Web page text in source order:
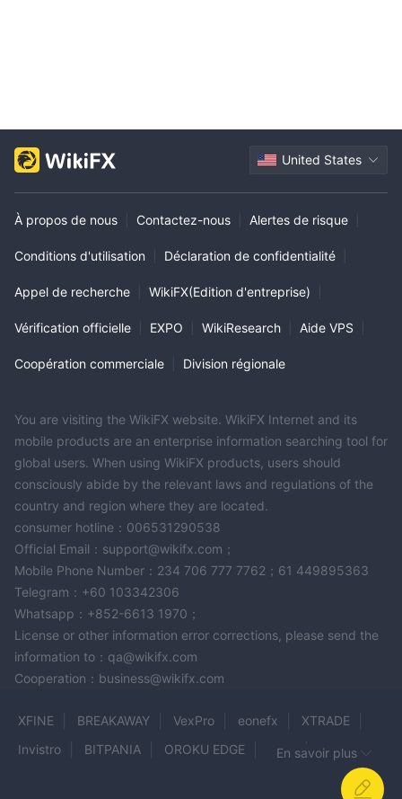
United States
À propos de nous Contactez-nous Alertes de risque
Conditions d'utilisation Déclaration de confidentialité
Appel de recherche WikiFX(Edition d'entreprise)
Vérification officielle EXPO WikiResearch Aide VPS
Coopération commerciale Division régionale
You are visiting the WikiFX website. WikiFX Internet and its
mobile products are an enterprise information searching tool for
global users. When using WikiFX products, users should
consciously abide by the relevant laws and regulations of the
country and region where they are located.
consumer hotline：006531290538
Official Email：support@wikifx.com；
Mobile Phone Number：234 706 777 7762；61 449895363
Telegram：+60 103342306
Whatsapp：+852-6613 1970；
License or other information error corrections, please send the
information to：qa@wikifx.com
Cooperation：business@wikifx.com
XFINE BREAKAWAY VexPro eonefx
XTRADE
Invistro
BITPANIA OROKU EDGE
ginFi
En savoir plus